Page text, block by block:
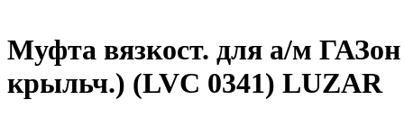
Муфта вязкост. для а/м
крыльч.) (LVC 0341) LUZAR